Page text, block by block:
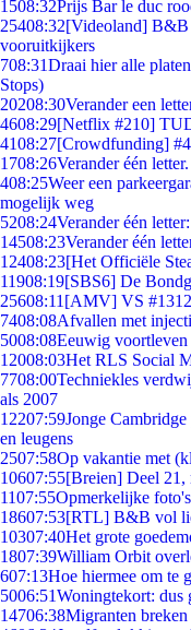
1508:32Prijs Bar le duc
25408:32[Videoland] B&B
vooruitkijkers
708:31Draai hier alle
Stops)
20208:30Verander een
4608:29[Netflix #210]
4108:27[Crowdfunding]
1708:26Verander één
408:25Weer een
mogelijk weg
5208:24Verander één
14508:23Verander één
12408:23[Het Officiële
11908:19[SBS6] De
25608:11 [AMV] VS #1312
7408:08Afvallen met
5008:08Eeuwig voortleven
12008:03Het RLS Social
7708:00Techniekles
als 2007
12207:59Jonge
en leugens
2507:58Op vakantie met
10607:55[Breien] Deel 21,
1107:55Opmerkelijke
18607:53[RTL] B&B vol
10307:40Het grote
1807:39William Orbit
607:13Hoe hiermee om te
5006:51Woningtekort: dus
14706:38Migranten